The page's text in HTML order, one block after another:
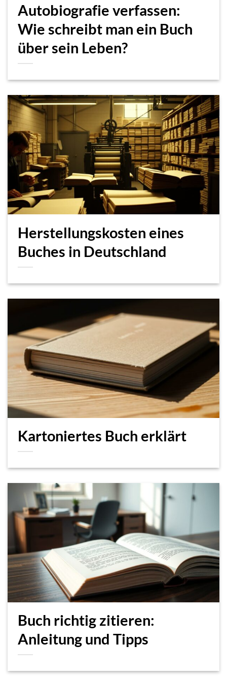
Autobiografie verfassen:
Wie schreibt man ein Buch
über sein Leben?
Herstellungskosten eines
Buches in Deutschland
Kartoniertes Buch erklärt
Buch richtig zitieren:
Anleitung und Tipps